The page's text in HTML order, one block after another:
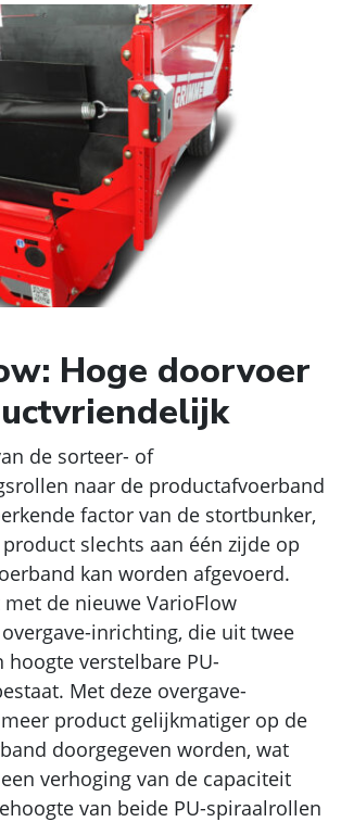
Hoge doorvoer
de sorteer- of
naar de productafvoerband
factor van de stortbunker,
slechts aan één zijde op
kan worden afgevoerd.
met de nieuwe VarioFlow
inrichting, die uit twee
hoogte verstelbare PU-
Met deze overgave-
product gelijkmatiger op de
doorgegeven worden, wat
verhoging van de capaciteit
van beide PU-spiraalrollen